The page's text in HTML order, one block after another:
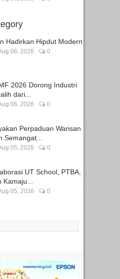
Hadirkan Hipdut Modern...
06, 2026 0
2026 Dorong Industri
dari...
06, 2026 0
Perpaduan Warisan
Semangat...
05, 2026 0
UT School, PTBA,
Kamaju...
05, 2026 0